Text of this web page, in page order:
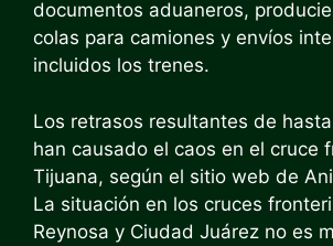
documentos aduaneros,
colas para camiones y envíos
incluidos los trenes.
Los retrasos resultantes de
han causado el caos en el cruce
Tijuana, según el sitio web de
La situación en los cruces
Reynosa y Ciudad Juárez no es